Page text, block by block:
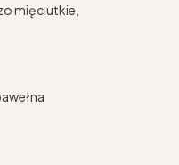
mięciutkie,